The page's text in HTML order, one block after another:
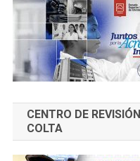
CENTRO DE
COLTA